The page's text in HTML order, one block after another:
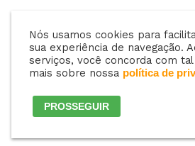
Nós usamos cookies para
sua experiência de navegação.
serviços, você concorda com
mais sobre nossa política de
PROSSEGUIR